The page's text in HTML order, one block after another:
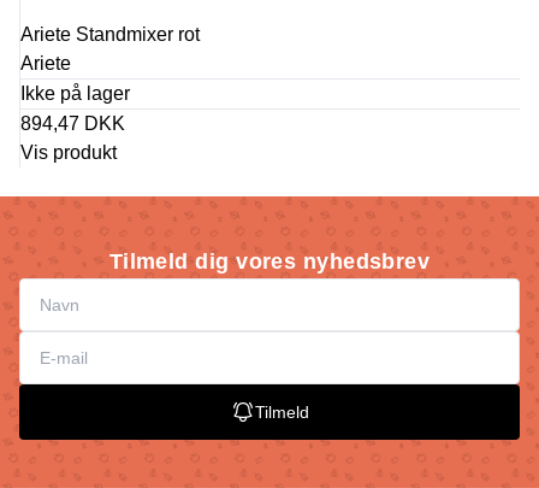
Ariete Standmixer rot
Ariete
Ikke på lager
894,47 DKK
Vis produkt
Tilmeld dig vores nyhedsbrev
Tilmeld